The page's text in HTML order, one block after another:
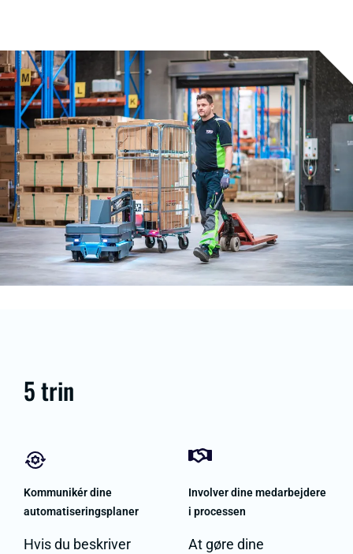
5 trin
Kommunikér dine
automatiseringsplaner
Hvis du beskriver
Involver dine medarbejdere
i processen
At gøre dine